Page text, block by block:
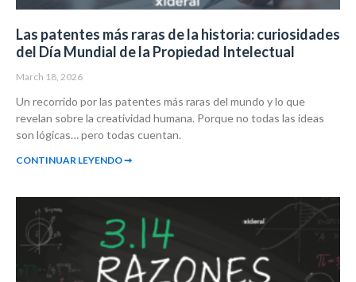
Las patentes más raras de la historia: curiosidades
del Día Mundial de la Propiedad Intelectual
March 18, 2026
Un recorrido por las patentes más raras del mundo y lo que
revelan sobre la creatividad humana. Porque no todas las ideas
son lógicas… pero todas cuentan.
CONTINUAR LEYENDO ➞